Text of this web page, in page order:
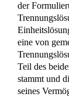
der
eine von
Teil des
stammt und
seines